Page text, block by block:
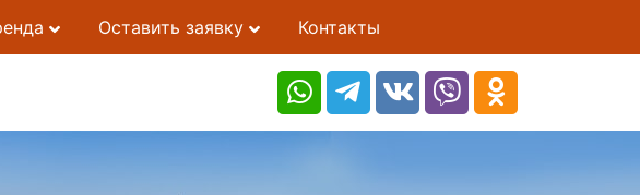
Оставить заявку Контакты